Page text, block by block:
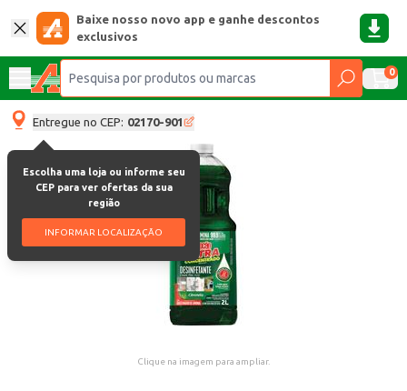
Baixe nosso novo app e ganhe descontos
exclusivos
0
Entregue no CEP: 02170-901
Escolha uma loja ou informe seu
CEP para ver ofertas da sua
região
INFORMAR LOCALIZAÇÃO
Clique na imagem para ampliar.